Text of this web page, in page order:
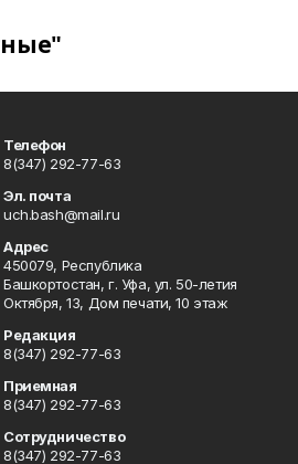
Телефон
8(347) 292-77-63
Эл. почта
uch.bash@mail.ru
Адрес
450079, Республика
Башкортостан, г. Уфа, ул. 50-летия
Октября, 13, Дом печати, 10 этаж
Редакция
8(347) 292-77-63
Приемная
8(347) 292-77-63
Сотрудничество
8(347) 292-77-63